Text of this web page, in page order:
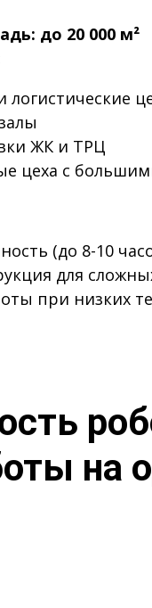
до 20 000 м²
логистические
ЖК и ТРЦ
цеха с
(до 8-10
для
при низких
на